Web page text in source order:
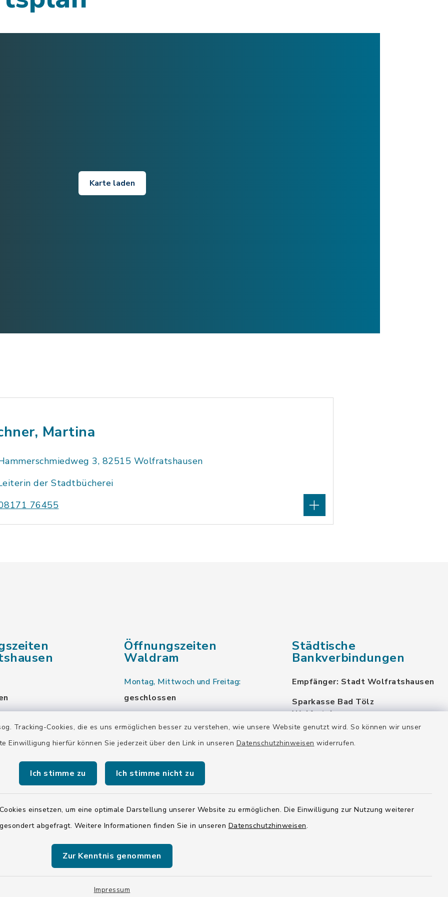
Tracking-Cookies, die es uns ermöglichen besser zu verstehen, wie unsere Website genutzt wird. So können wir unser
Einwilligung hierfür können Sie jederzeit über den Link in unseren Datenschutzhinweisen widerrufen.
Ich stimme zu Ich stimme nicht zu
einsetzen, um eine optimale Darstellung unserer Website zu ermöglichen. Die Einwilligung zur Nutzung weiterer
abgefragt. Weitere Informationen finden Sie in unseren Datenschutzhinweisen.
Zur Kenntnis genommen
Impressum
Karte laden
Martina
3, 82515 Wolfratshausen
der Stadtbücherei
76455
Donnerstag:
Uhr
Uhr
Uhr
Öffnungszeiten
Waldram
Montag, Mittwoch und Freitag:
geschlossen
Dienstag und Donnerstag:
9.00-13.30 Uhr
10.00-12.00 Uhr
Städtische
Bankverbindungen
Empfänger: Stadt Wolfratshausen
Sparkasse Bad Tölz
Wolfratshausen
DE87 7005 4306 0000 0012 48
BYLADEM1WOR
DE92 7016 9543 0001 0005 00
GENODEF1HHS